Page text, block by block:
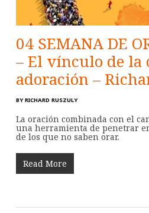
04 SEMANA DE
– El vínculo de la
adoración –
BY RICHARD RUSZULY
La oración combinada con el
una herramienta de penetrar
de los que no saben orar.
Read More